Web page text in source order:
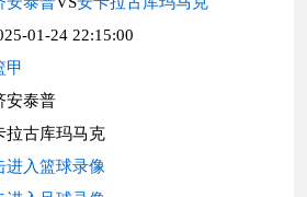
01-24 22:15:00
甲
安泰普
拉古库玛马克
进入篮球录像